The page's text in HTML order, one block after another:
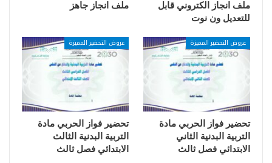
ملف انجاز الكتروني قابل
للتعديل ون نوت
ملف انجاز جاهز
عروض التحضير المميزة
تحضير فواز الحربي مادة
التربية البدنية الثاني
الابتدائي فصل ثالث
عروض التحضير المميزة
تحضير فواز الحربي مادة
التربية البدنية الثالث
الابتدائي فصل ثالث